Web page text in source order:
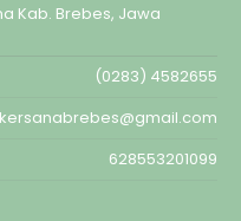
Kab. Brebes, Jawa
(0283) 4582655
628553201099